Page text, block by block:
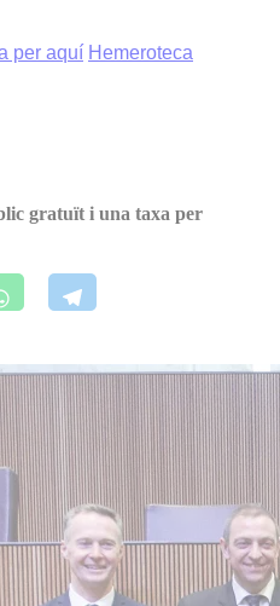
per aquí Hemeroteca
gratuït i una taxa per